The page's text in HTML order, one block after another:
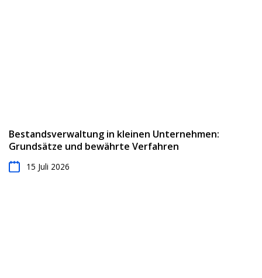
Bestandsverwaltung in kleinen Unternehmen:
Grundsätze und bewährte Verfahren
15 Juli 2026